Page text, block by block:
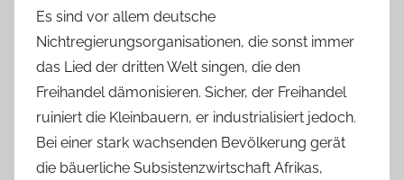
Es sind vor allem deutsche
Nichtregierungsorganisationen, die sonst immer
das Lied der dritten Welt singen, die den
Freihandel dämonisieren. Sicher, der Freihandel
ruiniert die Kleinbauern, er industrialisiert jedoch.
Bei einer stark wachsenden Bevölkerung gerät
die bäuerliche Subsistenzwirtschaft Afrikas,